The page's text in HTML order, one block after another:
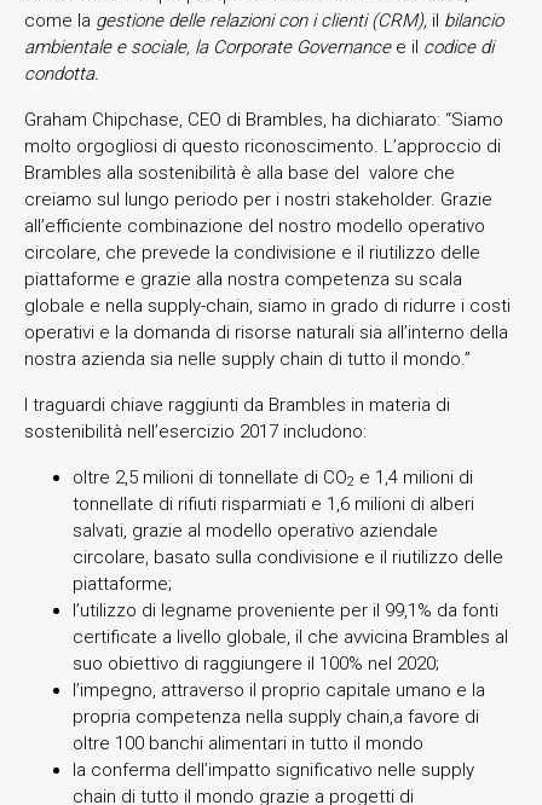
come la gestione delle relazioni con i clienti (CRM), il bilancio
ambientale e sociale, la Corporate Governance e il codice di
condotta.
Graham Chipchase, CEO di Brambles, ha dichiarato: “Siamo
molto orgogliosi di questo riconoscimento. L’approccio di
Brambles alla sostenibilità è alla base del valore che
creiamo sul lungo periodo per i nostri stakeholder. Grazie
all’efficiente combinazione del nostro modello operativo
circolare, che prevede la condivisione e il riutilizzo delle
piattaforme e grazie alla nostra competenza su scala
globale e nella supply-chain, siamo in grado di ridurre i costi
operativi e la domanda di risorse naturali sia all’interno della
nostra azienda sia nelle supply chain di tutto il mondo.”
I traguardi chiave raggiunti da Brambles in materia di
sostenibilità nell’esercizio 2017 includono:
oltre 2,5 milioni di tonnellate di CO2 e 1,4 milioni di
tonnellate di rifiuti risparmiati e 1,6 milioni di alberi
salvati, grazie al modello operativo aziendale
circolare, basato sulla condivisione e il riutilizzo delle
piattaforme;
l’utilizzo di legname proveniente per il 99,1% da fonti
certificate a livello globale, il che avvicina Brambles al
suo obiettivo di raggiungere il 100% nel 2020;
l’impegno, attraverso il proprio capitale umano e la
propria competenza nella supply chain,a favore di
oltre 100 banchi alimentari in tutto il mondo
la conferma dell’impatto significativo nelle supply
chain di tutto il mondo grazie a progetti di